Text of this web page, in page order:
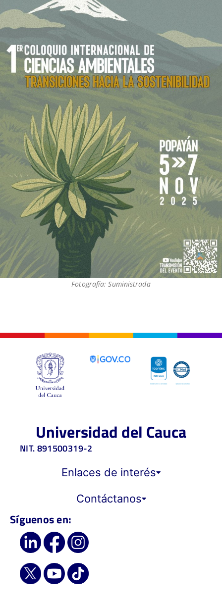
Fotografía: Suministrada
Universidad del Cauca
NIT. 891500319-2
Enlaces de interés
Contáctanos
Síguenos en: